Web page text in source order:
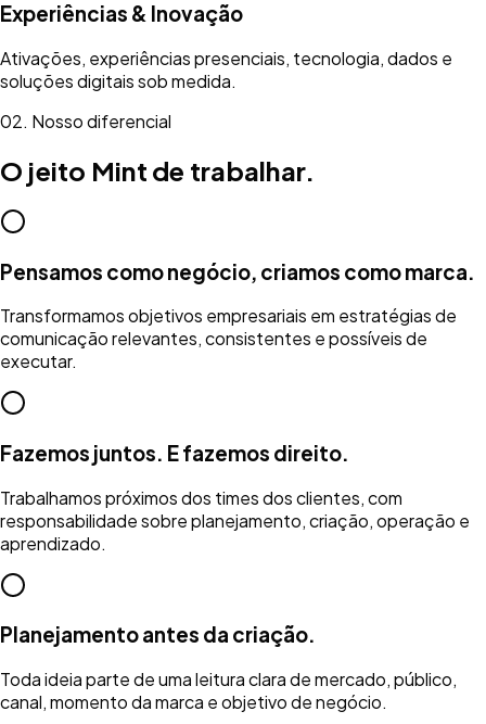
Experiências & Inovação
Ativações, experiências presenciais, tecnologia, dados e
soluções digitais sob medida.
02. Nosso diferencial
O jeito Mint de trabalhar.
Pensamos como negócio, criamos como marca.
Transformamos objetivos empresariais em estratégias de
comunicação relevantes, consistentes e possíveis de
executar.
Fazemos juntos. E fazemos direito.
Trabalhamos próximos dos times dos clientes, com
responsabilidade sobre planejamento, criação, operação e
aprendizado.
Planejamento antes da criação.
Toda ideia parte de uma leitura clara de mercado, público,
canal, momento da marca e objetivo de negócio.